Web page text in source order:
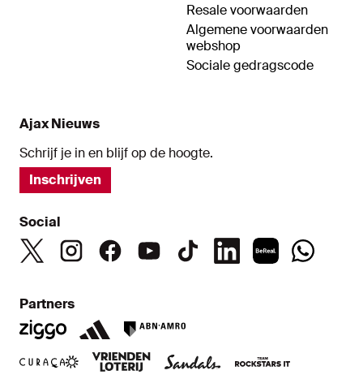
Resale voorwaarden
Algemene voorwaarden
webshop
Sociale gedragscode
Ajax Nieuws
Schrijf je in en blijf op de hoogte.
Inschrijven
Social
Partners